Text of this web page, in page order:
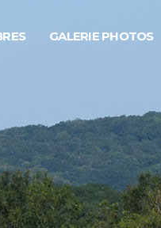
GALERIE PHOTOS